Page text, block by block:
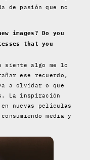
de pasión que no
images? Do you
that you
siente algo me lo
ese recuerdo,
a olvidar o que
La inspiración
nuevas películas
media y